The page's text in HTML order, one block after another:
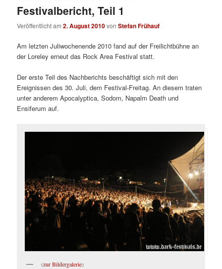
Festivalbericht, Teil 1
Veröffentlicht am2. August 2010vonStefan Frühauf
Am letzten Juliwochenende 2010 fand auf der Freilichtbühne an
der Loreley erneut das Rock Area Festival statt.
Der erste Teil des Nachberichts beschäftigt sich mit den
Ereignissen des 30. Juli, dem Festival-Freitag. An diesem traten
unter anderem Apocalyptica, Sodom, Napalm Death und
Ensiferum auf.
(zur Bildergalerie)